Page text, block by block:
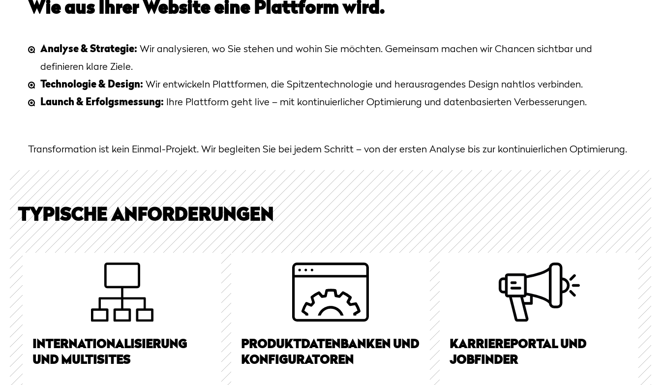
Wie aus Ihrer Website eine Plattform wird.
Analyse & Strategie: Wir analysieren, wo Sie stehen und wohin Sie möchten. Gemeinsam machen wir Chancen sichtbar und
definieren klare Ziele.
Technologie & Design: Wir entwickeln Plattformen, die Spitzentechnologie und herausragendes Design nahtlos verbinden.
Launch & Erfolgsmessung: Ihre Plattform geht live – mit kontinuierlicher Optimierung und datenbasierten Verbesserungen.
Transformation ist kein Einmal-Projekt. Wir begleiten Sie bei jedem Schritt – von der ersten Analyse bis zur kontinuierlichen Optimierung.
TYPISCHE ANFORDERUNGEN
INTERNATIONALISIERUNG
UND MULTISITES
PRODUKTDATENBANKEN UND
KONFIGURATOREN
KARRIEREPORTAL UND
JOBFINDER